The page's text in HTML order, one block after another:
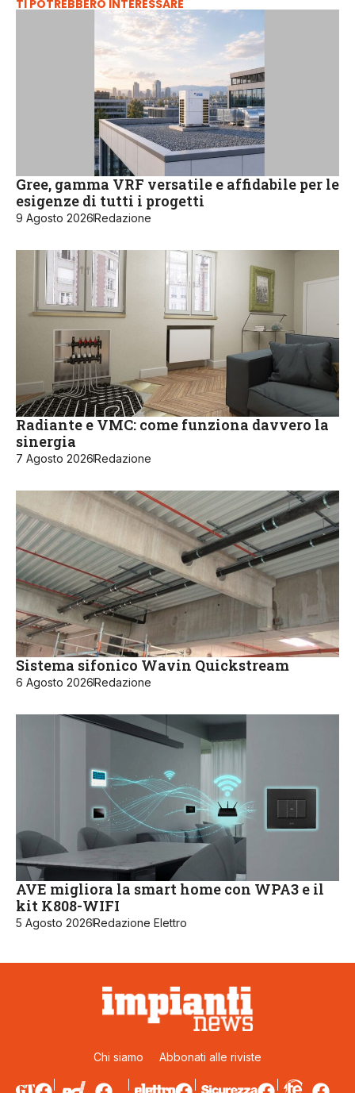
TI POTREBBERO INTERESSARE
Gree, gamma VRF versatile e affidabile per le
esigenze di tutti i progetti
9 Agosto 2026Redazione
Radiante e VMC: come funziona davvero la
sinergia
7 Agosto 2026Redazione
Sistema sifonico Wavin Quickstream
6 Agosto 2026Redazione
AVE migliora la smart home con WPA3 e il
kit K808-WIFI
5 Agosto 2026Redazione Elettro
Chi siamo Abbonati alle riviste